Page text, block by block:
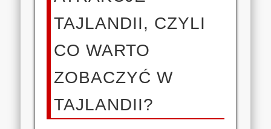
TAJLANDII, CZYLI
CO WARTO
ZOBACZYĆ W
TAJLANDII?